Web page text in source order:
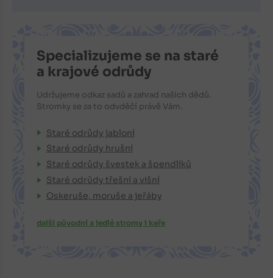
Specializujeme se na staré
a krajové odrůdy
Udržujeme odkaz sadů a zahrad našich dědů.
Stromky se za to odvděčí právě Vám.
Staré odrůdy jabloní
Staré odrůdy hrušní
Staré odrůdy švestek a špendlíků
Staré odrůdy třešní a višní
Oskeruše, moruše a jeřáby
další původní a jedlé stromy i keře